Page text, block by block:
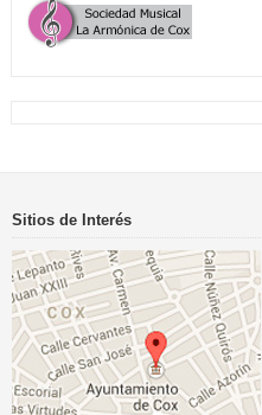
Sitios de Interés